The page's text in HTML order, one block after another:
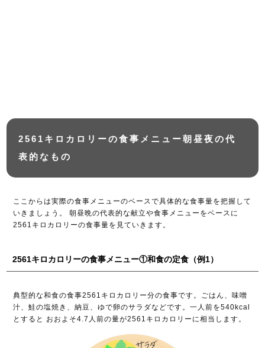
2561キロカロリーの食事メニュー朝昼夜の代
表的なもの
ここからは実際の食事メニューのベースで具体的な食事量を把握して
いきましょう。 朝昼晩の代表的な献立や食事メニューをベースに
2561キロカロリーの食事量を見ていきます。
2561キロカロリーの食事メニュー①和食の定食（例1）
典型的な和食の食事2561キロカロリー分の食事です。ごはん、味噌
汁、鮭の塩焼き、納豆、ゆで卵のサラダなどです。一人前を540kcal
とすると おおよそ4.7人前の量が2561キロカロリーに相当します。